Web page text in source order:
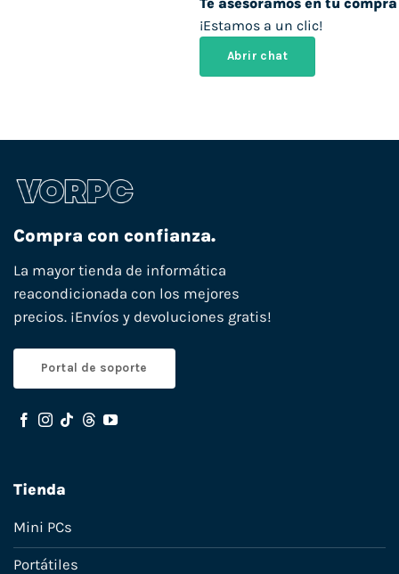
¡Estamos a un clic!
Abrir chat
Compra con confianza.
La mayor tienda de informática
reacondicionada con los mejores
precios. ¡Envíos y devoluciones gratis!
Portal de soporte
Tienda
Mini PCs
Portátiles